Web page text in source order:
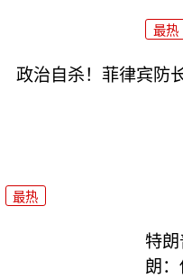
最热
政治自杀！菲律宾防
最热
特
朗：